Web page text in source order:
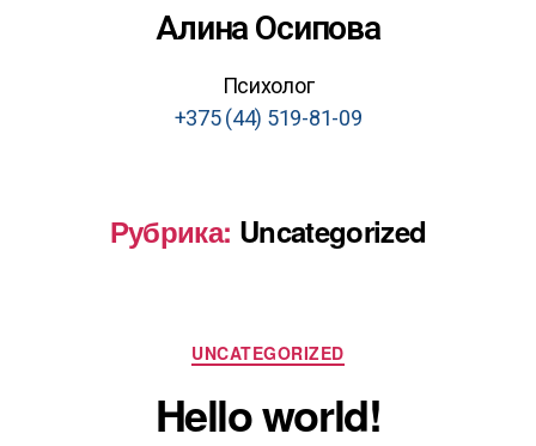
Алина Осипова
Психолог
+375 (44) 519-81-09
Рубрика: Uncategorized
UNCATEGORIZED
Hello world!